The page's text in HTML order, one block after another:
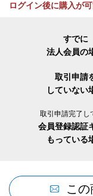
ログイン後に購入が可
すでに
法人会員の
取引申請
していない
取引申請完了し
会員登録認証
もっている
こ